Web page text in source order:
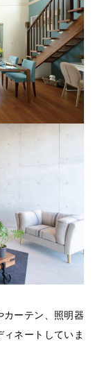
カーテン、照明器
ネートしていま